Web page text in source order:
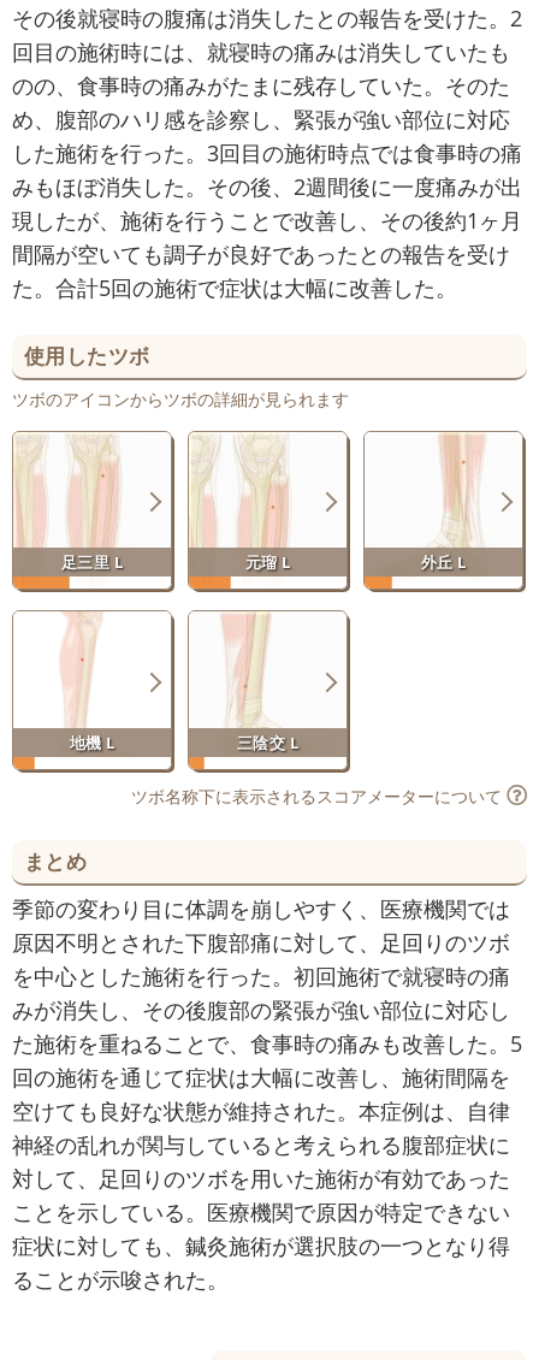
その後就寝時の腹痛は消失したとの報告を受けた。2
回目の施術時には、就寝時の痛みは消失していたも
のの、食事時の痛みがたまに残存していた。そのた
め、腹部のハリ感を診察し、緊張が強い部位に対応
した施術を行った。3回目の施術時点では食事時の痛
みもほぼ消失した。その後、2週間後に一度痛みが出
現したが、施術を行うことで改善し、その後約1ヶ月
間隔が空いても調子が良好であったとの報告を受け
た。合計5回の施術で症状は大幅に改善した。
使用したツボ
ツボのアイコンからツボの詳細が見られます
足三里 L 元瑠 L 外丘 L
地機 L 三陰交 L
ツボ名称下に表示されるスコアメーターについて
まとめ
季節の変わり目に体調を崩しやすく、医療機関では
原因不明とされた下腹部痛に対して、足回りのツボ
を中心とした施術を行った。初回施術で就寝時の痛
みが消失し、その後腹部の緊張が強い部位に対応し
た施術を重ねることで、食事時の痛みも改善した。5
回の施術を通じて症状は大幅に改善し、施術間隔を
空けても良好な状態が維持された。本症例は、自律
神経の乱れが関与していると考えられる腹部症状に
対して、足回りのツボを用いた施術が有効であった
ことを示している。医療機関で原因が特定できない
症状に対しても、鍼灸施術が選択肢の一つとなり得
ることが示唆された。